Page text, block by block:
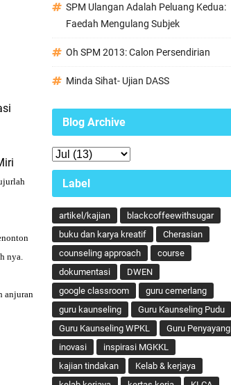
nya.
anjuran
SPM Ulangan Adalah Peluang Kedua:
Faedah Mengulang Subjek
Oh SPM 2013: Calon Persendirian
Minda Sihat- Ujian DASS
Blog Archive
Label
artikel/kajian
blackcoffeewithsugar
buku dan karya kreatif
Cherasian
counseling approach
course
dokumentasi
DWEN
google classroom
guru cemerlang
guru kaunseling
Guru Kaunseling Pudu
Guru Kaunseling WPKL
Guru Penyayang
inovasi
inspirasi MGKKL
kajian tindakan
Kelab & kerjaya